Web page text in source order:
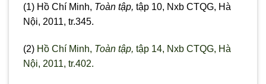
(1) Hồ Chí Minh, Toàn tập, tập 10, Nxb CTQG, Hà
Nội, 2011, tr.345.
(2) Hồ Chí Minh, Toàn tập, tập 14, Nxb CTQG, Hà
Nội, 2011, tr.402.